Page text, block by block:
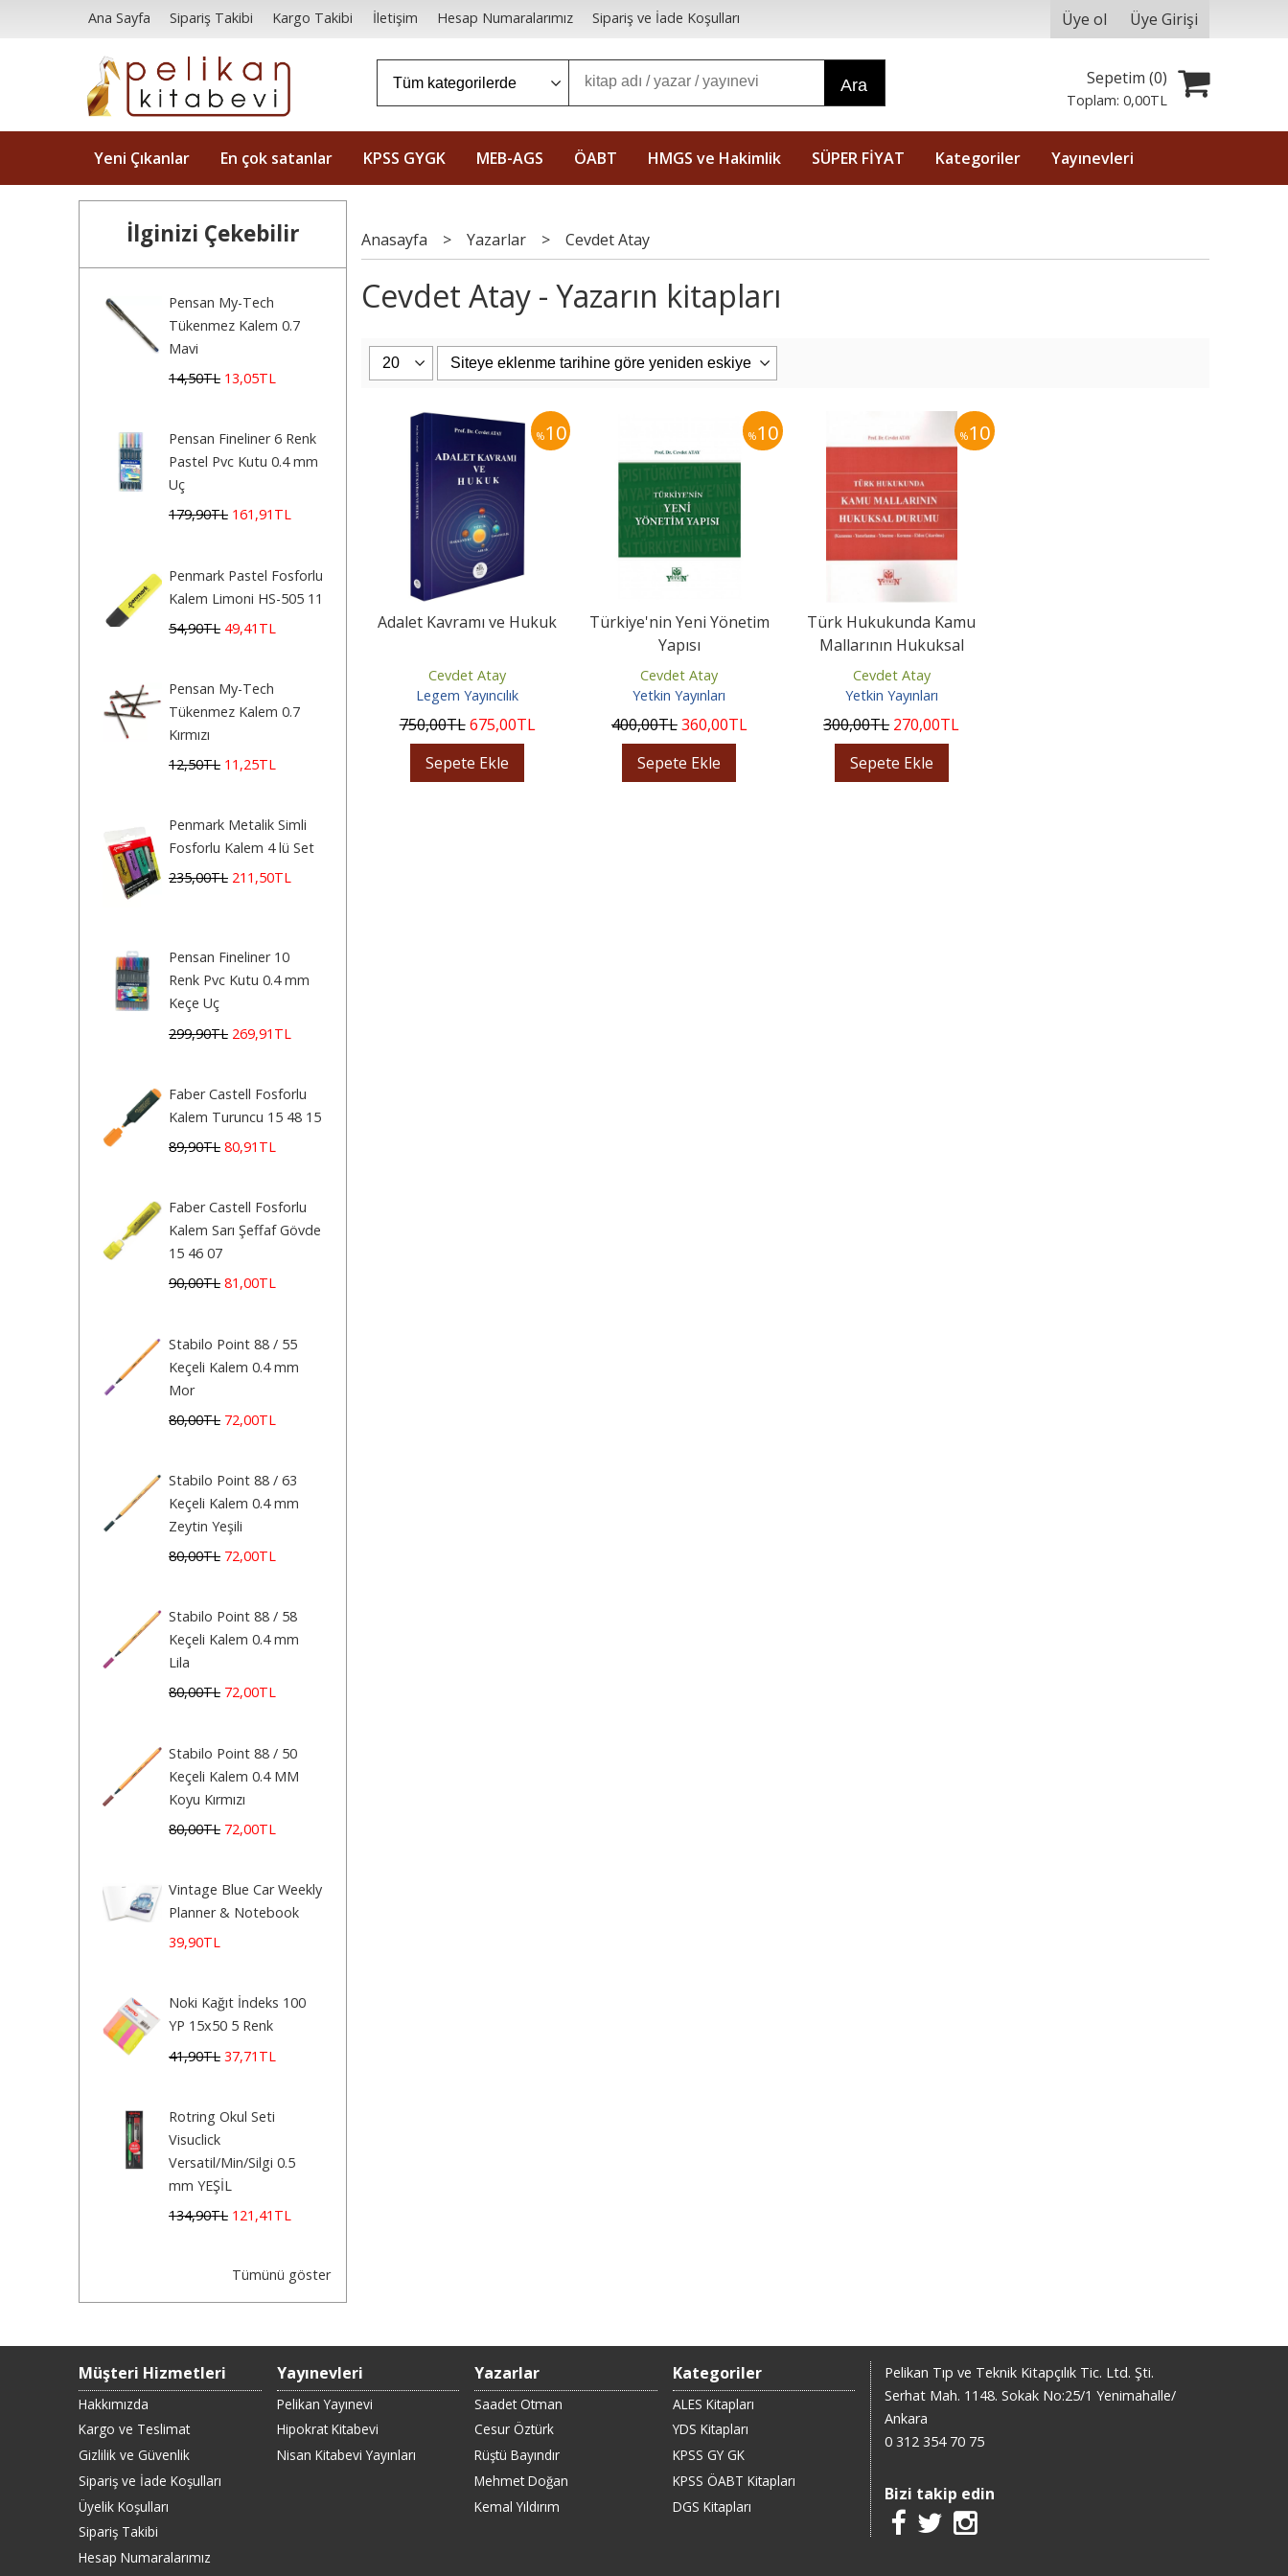
Ana Sayfa Sipariş Takibi Kargo Takibi İletişim Hesap Numaralarımız Sipariş ve İade Koşulları Üye ol Üye Girişi
Ara Sepetim (0)
Toplam:0,00TL
Yeni Çıkanlar En çok satanlar KPSS GYGK MEB-AGS ÖABT HMGS ve Hakimlik SÜPER FİYAT Kategoriler Yayınevleri
İlginizi Çekebilir
Pensan My-Tech
Tükenmez Kalem 0.7
Mavi
14,50TL 13,05TL
Pensan Fineliner 6 Renk
Pastel Pvc Kutu 0.4 mm
Uç
179,90TL 161 ,91 TL
Penmark Pastel Fosforlu
Kalem Limoni HS-505 11
54,90TL 49,41 TL
Pensan My-Tech
Tükenmez Kalem 0.7
Kırmızı
12,50TL 11 ,25TL
Penmark Metalik Simli
Fosforlu Kalem 4 lü Set
235,00TL 211 ,50TL
Pensan Fineliner 10
Renk Pvc Kutu 0.4 mm
Keçe Uç
299,90TL 269,91 TL
Faber Castell Fosforlu
Kalem Turuncu 15 48 15
89,90TL 80,91 TL
Faber Castell Fosforlu
Kalem Sarı Şeffaf Gövde
15 46 07
90,00TL 81 ,00TL
Stabilo Point 88 / 55
Keçeli Kalem 0.4 mm
Mor
80,00TL 72,00TL
Stabilo Point 88 / 63
Keçeli Kalem 0.4 mm
Zeytin Yeşili
80,00TL 72,00TL
Stabilo Point 88 / 58
Keçeli Kalem 0.4 mm
Lila
80,00TL 72,00TL
Stabilo Point 88 / 50
Keçeli Kalem 0.4 MM
Koyu Kırmızı
80,00TL 72,00TL
Vintage Blue Car Weekly
Planner & Notebook
39,90TL
Noki Kağıt İndeks 100
YP 15x50 5 Renk
41,90TL 37,71 TL
Rotring Okul Seti
Visuclick
Versatil/Min/Silgi 0.5
mm YEŞİL
134,90TL 121 ,41 TL
Tümünü göster
Anasayfa > Yazarlar > Cevdet Atay
Cevdet Atay - Yazarın kitapları
%10
Adalet Kavramı ve Hukuk
Cevdet Atay
Legem Yayıncılık
750,00TL675,00TL
Sepete Ekle
%10
Türkiye'nin Yeni Yönetim
Yapısı
Cevdet Atay
Yetkin Yayınları
400,00TL360,00TL
Sepete Ekle
%10
Türk Hukukunda Kamu
Mallarının Hukuksal
Durumu
Cevdet Atay
Yetkin Yayınları
300,00TL 270,00TL
Sepete Ekle
Müşteri Hizmetleri
Hakkımızda
Kargo ve Teslimat
Gizlilik ve Güvenlik
Sipariş ve İade Koşulları
Üyelik Koşulları
Sipariş Takibi
Hesap Numaralarımız
Yayınevleri
Pelikan Yayınevi
Hipokrat Kitabevi
Nisan Kitabevi Yayınları
Yazarlar
Saadet Otman
Cesur Öztürk
Rüştü Bayındır
Mehmet Doğan
Kemal Yıldırım
Kategoriler
ALES Kitapları
YDS Kitapları
KPSS GY GK
KPSS ÖABT Kitapları
DGS Kitapları
Pelikan Tıp ve Teknik Kitapçılık Tic. Ltd. Şti.
Serhat Mah. 1148. Sokak No:25/1 Yenimahalle/
Ankara
0 312 354 70 75
Bizi takip edin